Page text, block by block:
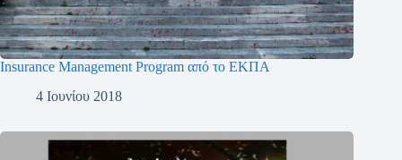
Insurance Management Program από το ΕΚΠΑ
4 Ιουνίου 2018